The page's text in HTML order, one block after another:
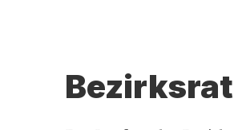
Bezirksrat